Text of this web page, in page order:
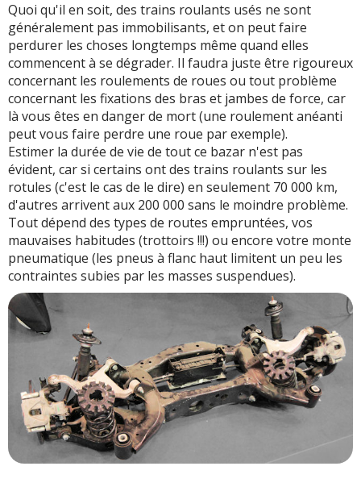
Quoi qu'il en soit, des trains roulants usés ne sont
généralement pas immobilisants, et on peut faire
perdurer les choses longtemps même quand elles
commencent à se dégrader. Il faudra juste être rigoureux
concernant les roulements de roues ou tout problème
concernant les fixations des bras et jambes de force, car
là vous êtes en danger de mort (une roulement anéanti
peut vous faire perdre une roue par exemple).
Estimer la durée de vie de tout ce bazar n'est pas
évident, car si certains ont des trains roulants sur les
rotules (c'est le cas de le dire) en seulement 70 000 km,
d'autres arrivent aux 200 000 sans le moindre problème.
Tout dépend des types de routes empruntées, vos
mauvaises habitudes (trottoirs !!!) ou encore votre monte
pneumatique (les pneus à flanc haut limitent un peu les
contraintes subies par les masses suspendues).